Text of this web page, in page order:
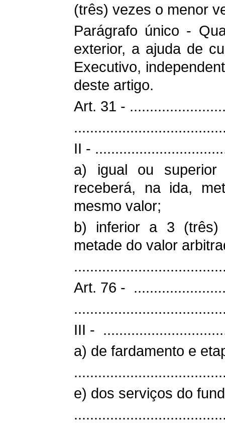
(três) vezes o menor
Parágrafo único -
exterior, a ajuda de
Executivo,
deste artigo.
Art. 31 -
II -
a) igual ou
receberá, na ida,
mesmo valor;
b) inferior a 3 (três)
metade do valor
Art. 76 -
III -
a) de fardamento e
e) dos serviços do